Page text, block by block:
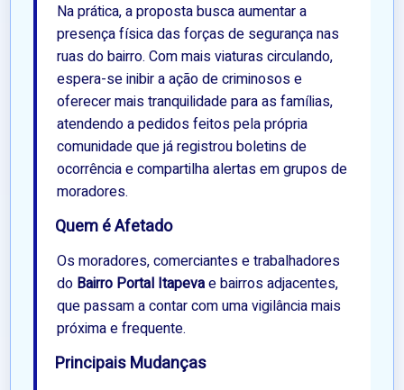
Na prática, a proposta busca aumentar a
presença física das forças de segurança nas
ruas do bairro. Com mais viaturas circulando,
espera-se inibir a ação de criminosos e
oferecer mais tranquilidade para as famílias,
atendendo a pedidos feitos pela própria
comunidade que já registrou boletins de
ocorrência e compartilha alertas em grupos de
moradores.
Quem é Afetado
Os moradores, comerciantes e trabalhadores
do Bairro Portal Itapevae bairros adjacentes,
que passam a contar com uma vigilância mais
próxima e frequente.
Principais Mudanças